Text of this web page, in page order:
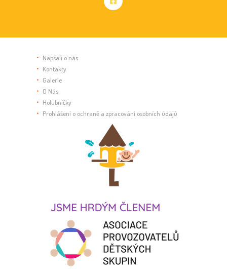
Napsali o nás
Kontakty
Galerie
O Nás
Holubníčky
Prohlášení o ochraně a zpracování osobních údajů